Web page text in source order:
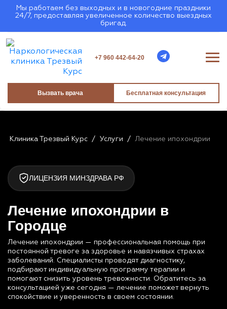
Мы работаем без выходных и в новогодние праздники
24/7, предоставляя увеличенное количество выездных
бригад.
+7 960 442-64-20
Вызвать врача Бесплатная консультация
Клиника Трезвый Курс / Услуги / Лечение ипохондрии
ЛИЦЕНЗИЯ МИНЗДРАВА РФ
Лечение ипохондрии в
Городце
Лечение ипохондрии — профессиональная помощь при
постоянной тревоге за здоровье и навязчивых страхах
заболеваний. Специалисты проводят диагностику,
подбирают индивидуальную программу терапии и
помогают снизить уровень тревожности. Обратитесь за
консультацией уже сегодня — лечение поможет вернуть
спокойствие и уверенность в своем состоянии.